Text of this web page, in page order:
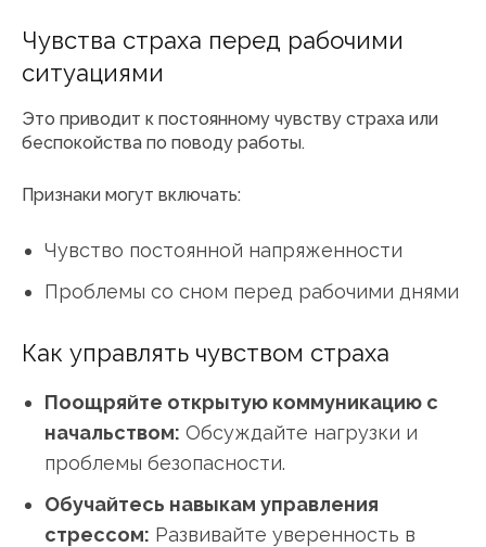
Чувства страха перед рабочими
ситуациями
Это приводит к постоянному чувству страха или
беспокойства по поводу работы.
Признаки могут включать:
Чувство постоянной напряженности
Проблемы со сном перед рабочими днями
Как управлять чувством страха
Поощряйте открытую коммуникацию с
начальством: Обсуждайте нагрузки и
проблемы безопасности.
Обучайтесь навыкам управления
стрессом: Развивайте уверенность в